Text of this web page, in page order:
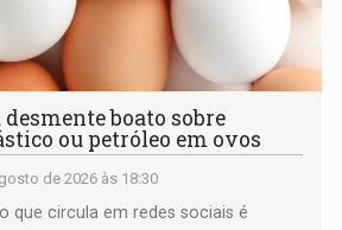
boato sobre
ou petróleo em ovos
de 2026 às 18:30
que circula em redes sociais é